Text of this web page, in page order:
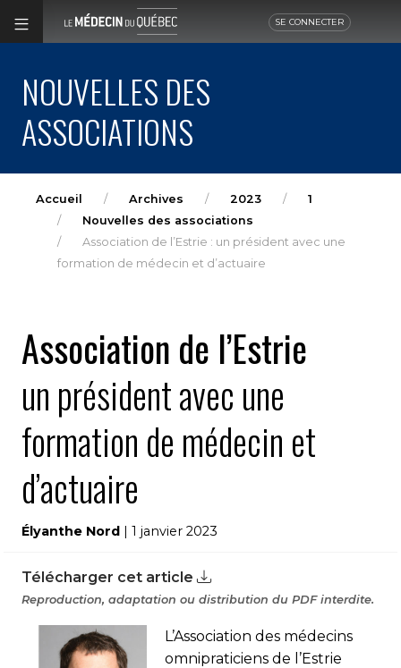
SE CONNECTER
NOUVELLES DES
ASSOCIATIONS
Accueil Archives 2023
1
Nouvelles des associations
Association de l’Estrie : un président avec une
formation de médecin et d’actuaire
Association de l’Estrie
un président avec une
formation de médecin et
d’actuaire
Élyanthe Nord | 1 janvier 2023
Télécharger cet article
Reproduction, adaptation ou distribution du PDF interdite.
L’Association des médecins
omnipraticiens de l’Estrie